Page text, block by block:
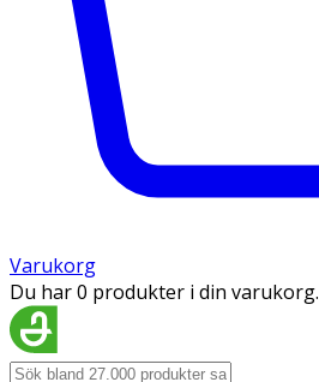
Varukorg
Du har 0 produkter i din varukorg.